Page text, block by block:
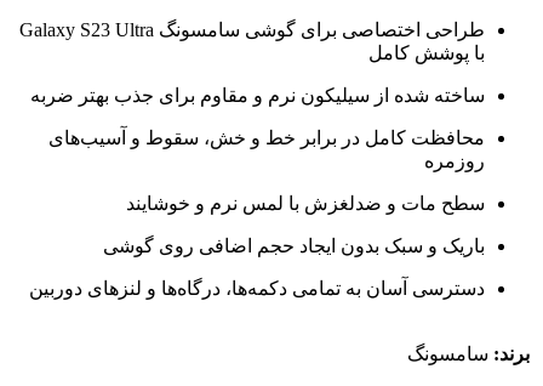
طراحی اختصاصی برای گوشی سامسونگ Galaxy S23 Ultra
با پوشش کامل
ساخته شده از سیلیکون نرم و مقاوم برای جذب بهتر ضربه
محافظت کامل در برابر خط و خش، سقوط و آسیب‌های
روزمره
سطح مات و ضدلغزش با لمس نرم و خوشایند
باریک و سبک بدون ایجاد حجم اضافی روی گوشی
دسترسی آسان به تمامی دکمه‌ها، درگاه‌ها و لنزهای دوربین
برند: سامسونگ